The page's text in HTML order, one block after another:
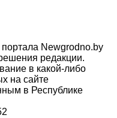
Newgrodno.by
редакции.
в какой-либо
на сайте
в Республике